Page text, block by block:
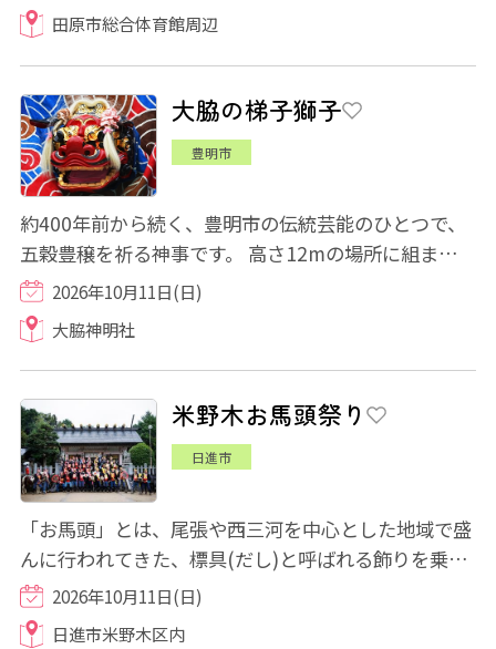
田原市総合体育館周辺
大脇の梯子獅子
豊明市
約400年前から続く、豊明市の伝統芸能のひとつで、
五穀豊穣を祈る神事です。 高さ12mの場所に組まれた
やぐらの上で2人の若者が勇壮な獅子舞を舞い...
2026年10月11日(日)
大脇神明社
米野木お馬頭祭り
日進市
「お馬頭」とは、尾張や西三河を中心とした地域で盛
んに行われてきた、標具(だし)と呼ばれる飾りを乗せ
た飾り馬を主体とした献馬儀礼です。 米野...
2026年10月11日(日)
日進市米野木区内